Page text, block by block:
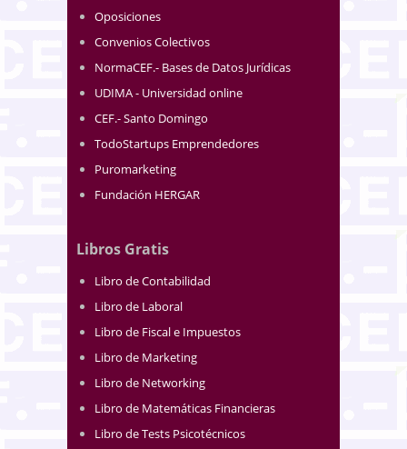
Oposiciones
Convenios Colectivos
NormaCEF.- Bases de Datos Jurídicas
UDIMA - Universidad online
CEF.- Santo Domingo
TodoStartups Emprendedores
Puromarketing
Fundación HERGAR
Libros Gratis
Libro de Contabilidad
Libro de Laboral
Libro de Fiscal e Impuestos
Libro de Marketing
Libro de Networking
Libro de Matemáticas Financieras
Libro de Tests Psicotécnicos